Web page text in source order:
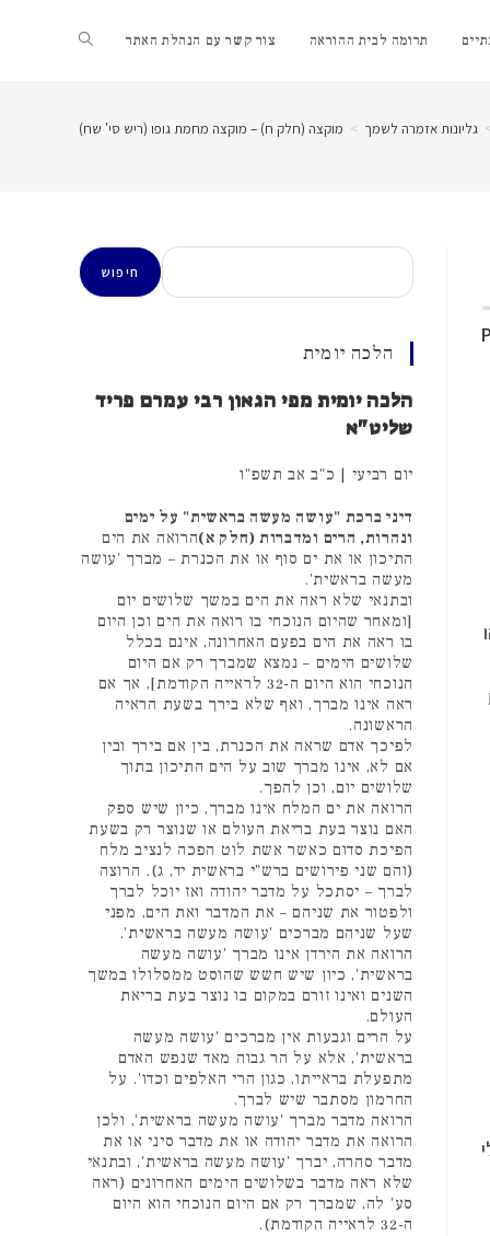
תרומה לבית ההוראה צור קשר עם הנהלת האתר Toggle
website גליונות אזמרה לשמך > מוקצה (חלק ח) – מוקצה מחמת גופו (ריש סי' שח)
חיפוש
חיפוש
הלכה יומית
הלכה יומית מפי הגאון רבי עמרם פריד
שליט"א
יום רביעי | כ"ב אב תשפ"ו
דיני ברכת "עושה מעשה בראשית" על ימים
ונהרות, הרים ומדברות (חלק א)הרואה את הים
התיכון או את ים סוף או את הכנרת – מברך 'עושה
מעשה בראשית'.
ובתנאי שלא ראה את הים במשך שלושים יום
[ומאחר שהיום הנוכחי בו רואה את הים וכן היום
בו ראה את הים בפעם האחרונה, אינם בכלל
שלושים הימים – נמצא שמברך רק אם היום
הנוכחי הוא היום ה-32 לראייה הקודמת], אך אם
ראה אינו מברך, ואף שלא בירך בשעת הראיה
הראשונה.
לפיכך אדם שראה את הכנרת, בין אם בירך ובין
אם לא, אינו מברך שוב על הים התיכון בתוך
שלושים יום, וכן להפך.
הרואה את ים המלח אינו מברך, כיון שיש ספק
האם נוצר בעת בריאת העולם או שנוצר רק בשעת
הפיכת סדום כאשר אשת לוט הפכה לנציב מלח
(והם שני פירושים ברש"י בראשית יד, ג). הרוצה
לברך – יסתכל על מדבר יהודה ואז יוכל לברך
ולפטור את שניהם – את המדבר ואת הים, מפני
שעל שניהם מברכים 'עושה מעשה בראשית'.
הרואה את הירדן אינו מברך 'עושה מעשה
בראשית', כיון שיש חשש שהוסט ממסלולו במשך
השנים ואינו זורם במקום בו נוצר בעת בריאת
העולם.
על הרים וגבעות אין מברכים 'עושה מעשה
בראשית', אלא על הר גבוה מאד שנפש האדם
מתפעלת בראייתו, כגון הרי האלפים וכדו'. על
החרמון מסתבר שיש לברך.
הרואה מדבר מברך 'עושה מעשה בראשית', ולכן
הרואה את מדבר יהודה או את מדבר סיני או את
מדבר סהרה, יברך 'עושה מעשה בראשית', ובתנאי
שלא ראה מדבר בשלושים הימים האחרונים (ראה
סע' לה, שמברך רק אם היום הנוכחי הוא היום
ה-32 לראייה הקודמת).